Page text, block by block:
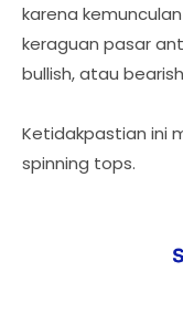
karena
keraguan pasar
bullish, atau
Ketidakpastian ini
spinning tops.